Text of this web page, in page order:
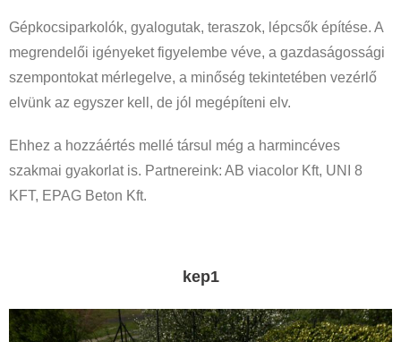
Gépkocsiparkolók, gyalogutak, teraszok, lépcsők építése. A
megrendelői igényeket figyelembe véve, a gazdaságossági
szempontokat mérlegelve, a minőség tekintetében vezérlő
elvünk az egyszer kell, de jól megépíteni elv.
Ehhez a hozzáértés mellé társul még a harmincéves
szakmai gyakorlat is. Partnereink: AB viacolor Kft, UNI 8
KFT, EPAG Beton Kft.
kep1